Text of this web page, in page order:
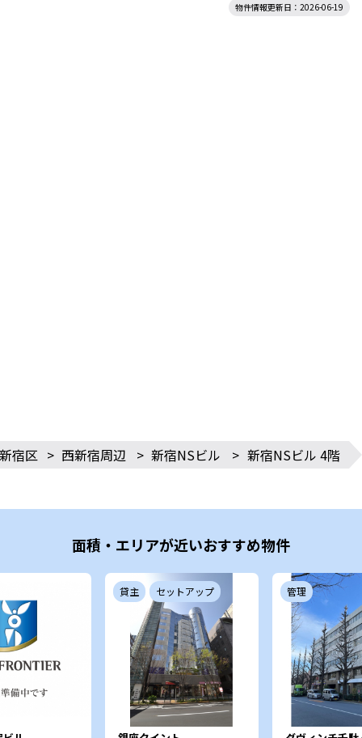
物件情報更新日：2026-06-19
新宿区 > 西新宿周辺 > 新宿NSビル > 新宿NSビル 4階
面積・エリアが近いおすすめ物件
貸主 セットアップ 管理